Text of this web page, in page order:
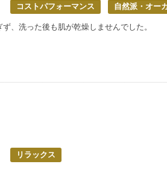
コストパフォーマンス 自然派・オー
、洗った後も肌が乾燥しませんでした。
リラックス